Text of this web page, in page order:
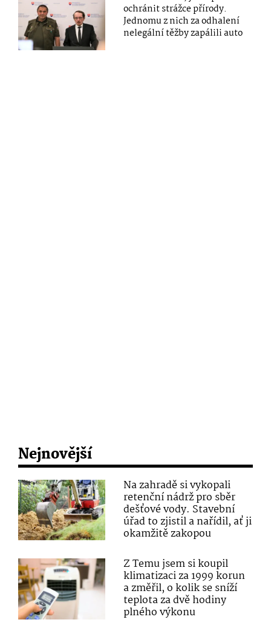
ochránit strážce přírody.
Jednomu z nich za odhalení
nelegální těžby zapálili auto
Nejnovější
Na zahradě si vykopali
retenční nádrž pro sběr
dešťové vody. Stavební
úřad to zjistil a nařídil, ať ji
okamžitě zakopou
Z Temu jsem si koupil
klimatizaci za 1999 korun
a změřil, o kolik se sníží
teplota za dvě hodiny
plného výkonu